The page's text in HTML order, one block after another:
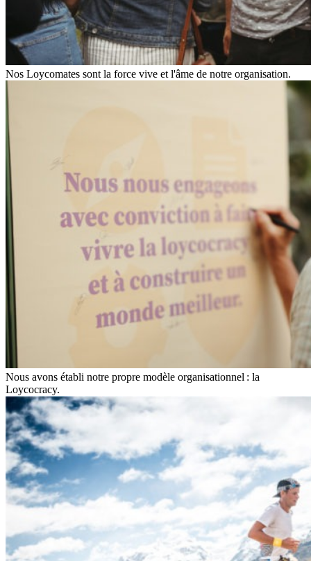
Nos Loycomates sont la force vive et l'âme de notre organisation.
Nous avons établi notre propre modèle organisationnel : la
Loycocracy.